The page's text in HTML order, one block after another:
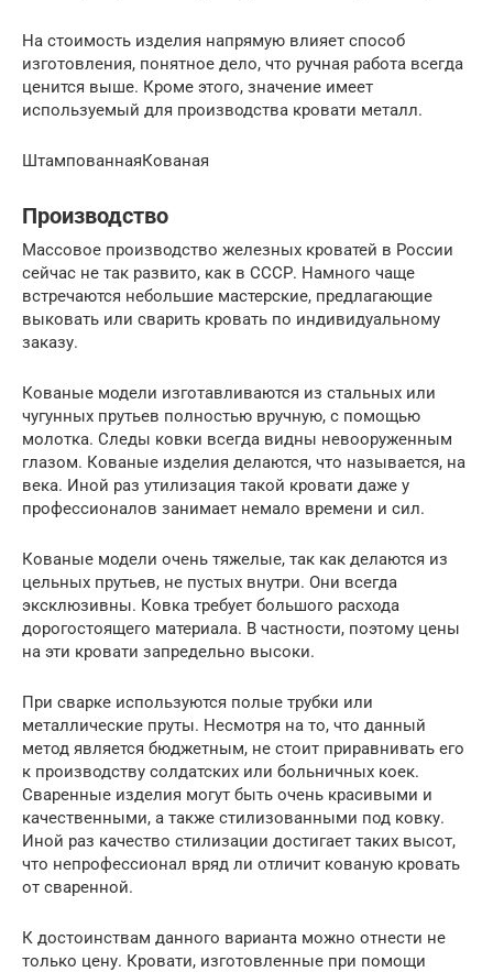
На стоимость изделия напрямую влияет способ
изготовления, понятное дело, что ручная работа всегда
ценится выше. Кроме этого, значение имеет
используемый для производства кровати металл.
ШтампованнаяКованая
Производство
Массовое производство железных кроватей в России
сейчас не так развито, как в СССР. Намного чаще
встречаются небольшие мастерские, предлагающие
выковать или сварить кровать по индивидуальному
заказу.
Кованые модели изготавливаются из стальных или
чугунных прутьев полностью вручную, с помощью
молотка. Следы ковки всегда видны невооруженным
глазом. Кованые изделия делаются, что называется, на
века. Иной раз утилизация такой кровати даже у
профессионалов занимает немало времени и сил.
Кованые модели очень тяжелые, так как делаются из
цельных прутьев, не пустых внутри. Они всегда
эксклюзивны. Ковка требует большого расхода
дорогостоящего материала. В частности, поэтому цены
на эти кровати запредельно высоки.
При сварке используются полые трубки или
металлические пруты. Несмотря на то, что данный
метод является бюджетным, не стоит приравнивать его
к производству солдатских или больничных коек.
Сваренные изделия могут быть очень красивыми и
качественными, а также стилизованными под ковку.
Иной раз качество стилизации достигает таких высот,
что непрофессионал вряд ли отличит кованую кровать
от сваренной.
К достоинствам данного варианта можно отнести не
только цену. Кровати, изготовленные при помощи